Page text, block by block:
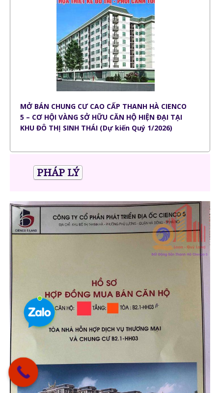
MỞ BÁN CHUNG CƯ CAO CẤP THANH HÀ CIENCO
5 – CƠ HỘI VÀNG SỞ HỮU CĂN HỘ HIỆN ĐẠI TẠI
KHU ĐÔ THỊ SINH THÁI (Dự kiến Quý 1/2026)
PHÁP LÝ